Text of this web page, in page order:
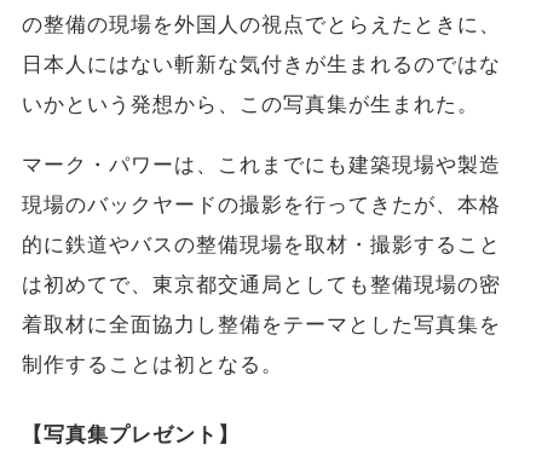
の整備の現場を外国人の視点でとらえたときに、
日本人にはない斬新な気付きが生まれるのではな
いかという発想から、この写真集が生まれた。
マーク・パワーは、これまでにも建築現場や製造
現場のバックヤードの撮影を行ってきたが、本格
的に鉄道やバスの整備現場を取材・撮影すること
は初めてで、東京都交通局としても整備現場の密
着取材に全面協力し整備をテーマとした写真集を
制作することは初となる。
【写真集プレゼント】